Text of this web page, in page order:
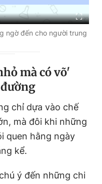
ngờ đến cho người trung
mà có võ'
chỉ dựa vào chế
mà đôi khi những
quen hằng ngày
kể.
ý đến những chi